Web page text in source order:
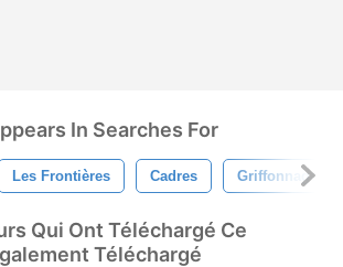
In Searches For
Les Frontières Cadres Griffonnage
Qui Ont Téléchargé Ce
Téléchargé